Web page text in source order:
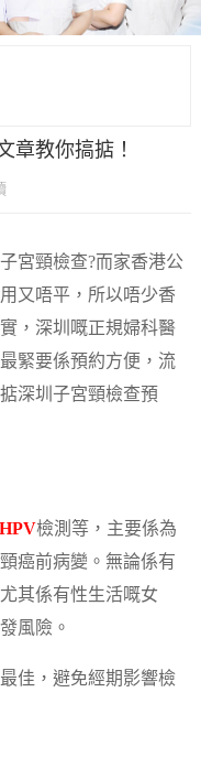
章教你搞掂！
宮頸檢查?而家香港公
又唔平，所以唔少香
，深圳嘅正規婦科醫
緊要係預約方便，流
深圳子宮頸檢查預
HPV檢測等，主要係為
癌前病變。無論係有
其係有性生活嘅女
風險。
佳，避免經期影響檢